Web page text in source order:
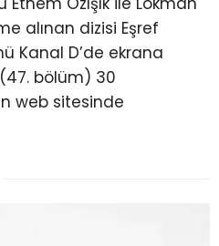
alınan dizisi Eşref
Kanal D’de ekrana
bölüm) 30
web sitesinde